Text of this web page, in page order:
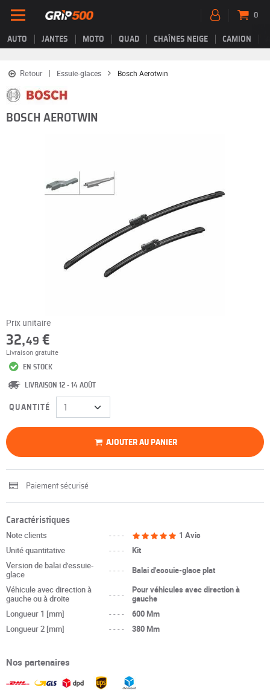
AUTO JANTES MOTO QUAD CHAÎNES NEIGE CAMION
0
Retour Essuie-glaces Bosch Aerotwin
BOSCH AEROTWIN
Prix unitaire
32,49 €
Livraison gratuite
EN STOCK
LIVRAISON 12 - 14 AOÛT
QUANTITÉ
AJOUTER AU PANIER
Paiement sécurisé
Caractéristiques
Note clients ----
1 Avis
Unité quantitative
----
Kit
Version de balai d'essuie-
glace
----
Balai d'essuie-glace plat
Véhicule avec direction à
gauche ou à droite
----
Pour véhicules avec direction à
gauche
Longueur 1 [mm]
----
600 Mm
Longueur 2 [mm]
---- 380 Mm
Nos partenaires